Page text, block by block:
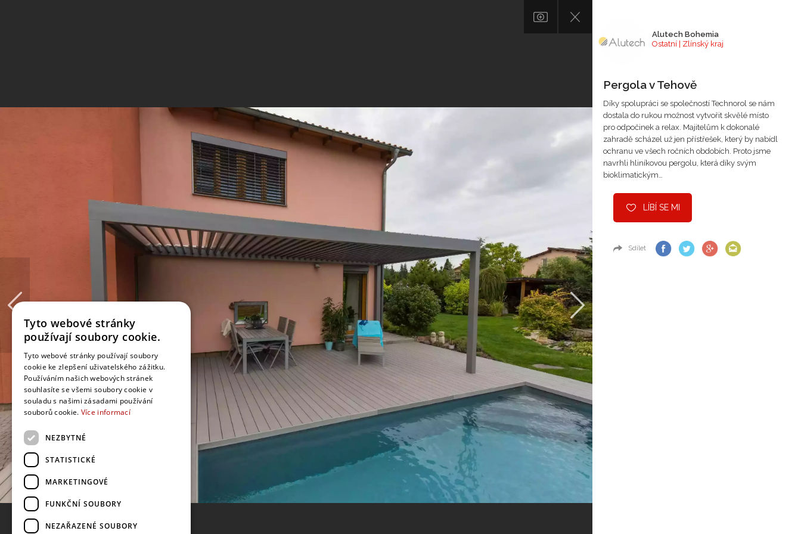
Alutech Bohemia
Ostatní | Zlínský kraj
Pergola v Tehově
Díky spolupráci se společností Technorol se nám
dostala do rukou možnost vytvořit skvělé místo
pro odpočinek a relax. Majitelům k dokonalé
zahradě scházel už jen přístřešek, který by nabídl
ochranu ve všech ročních obdobích. Proto jsme
navrhli hliníkovou pergolu, která díky svým
bioklimatickým…
LÍBÍ SE MI
Sdílet
Tyto webové stránky
používají soubory cookie.
Tyto webové stránky používají soubory
cookie ke zlepšení uživatelského zážitku.
Používáním našich webových stránek
souhlasíte se všemi soubory cookie v
souladu s našimi zásadami používání
souborů cookie. Více informací
NEZBYTNÉ
STATISTICKÉ
MARKETINGOVÉ
FUNKČNÍ SOUBORY
NEZAŘAZENÉ SOUBORY